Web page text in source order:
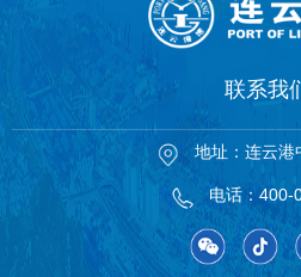
联系我
地址：连云港
电话：400-